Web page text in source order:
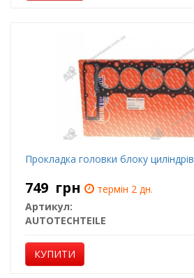
Прокладка головки блоку циліндрів
749 грн
термін 2 дн.
Артикул:
AUTOTECHTEILE
КУПИТИ